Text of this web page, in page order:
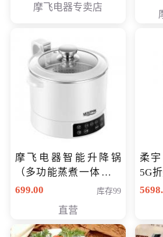
摩飞电器专卖店
摩飞电器智能升降锅
（多功能蒸煮一体锅）
（智能升降养生锅） 会
699.00 库存99
直营
柔宇
5G
购买